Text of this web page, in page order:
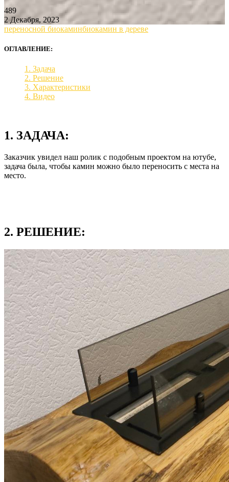
489
2 Декабря, 2023
переносной биокаминбиокамин в дереве
ОГЛАВЛЕНИЕ:
1. Задача
2. Решение
3. Характеристики
4. Видео
1. ЗАДАЧА:
Заказчик увидел наш ролик с подобным проектом на ютубе,
задача была, чтобы камин можно было переносить с места на
место.
2. РЕШЕНИЕ: